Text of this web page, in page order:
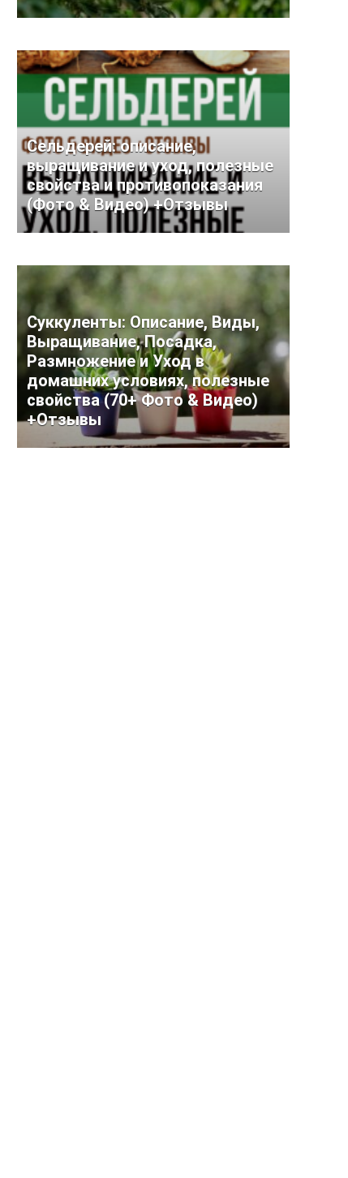
Сельдерей: описание,
выращивание и уход, полезные
свойства и противопоказания
(Фото & Видео) +Отзывы
Суккуленты: Описание, Виды,
Выращивание, Посадка,
Размножение и Уход в
домашних условиях, полезные
свойства (70+ Фото & Видео)
+Отзывы